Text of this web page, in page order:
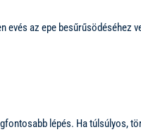
evés az epe
lépés. Ha túlsúlyos,